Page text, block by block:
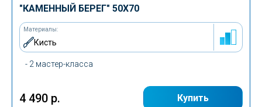
"КАМЕННЫЙ БЕРЕГ" 50Х70
- 2 мастер-класса
Материалы:
Кисть
Купить
4 490 р.